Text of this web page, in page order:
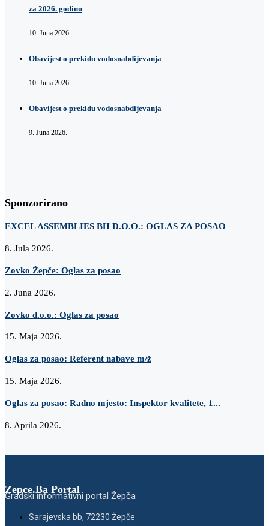
za 2026. godinu
10. Juna 2026.
Obavijest o prekidu vodosnabdijevanja
10. Juna 2026.
Obavijest o prekidu vodosnabdijevanja
9. Juna 2026.
Sponzorirano
EXCEL ASSEMBLIES BH D.O.O.: OGLAS ZA POSAO
8. Jula 2026.
Zovko Žepče: Oglas za posao
2. Juna 2026.
Zovko d.o.o.: Oglas za posao
15. Maja 2026.
Oglas za posao: Referent nabave m/ž
15. Maja 2026.
Oglas za posao: Radno mjesto: Inspektor kvalitete, 1...
8. Aprila 2026.
Zepce.Ba Portal
Gradski informativni portal Žepča
Sarajevska bb, 72230 Žepče